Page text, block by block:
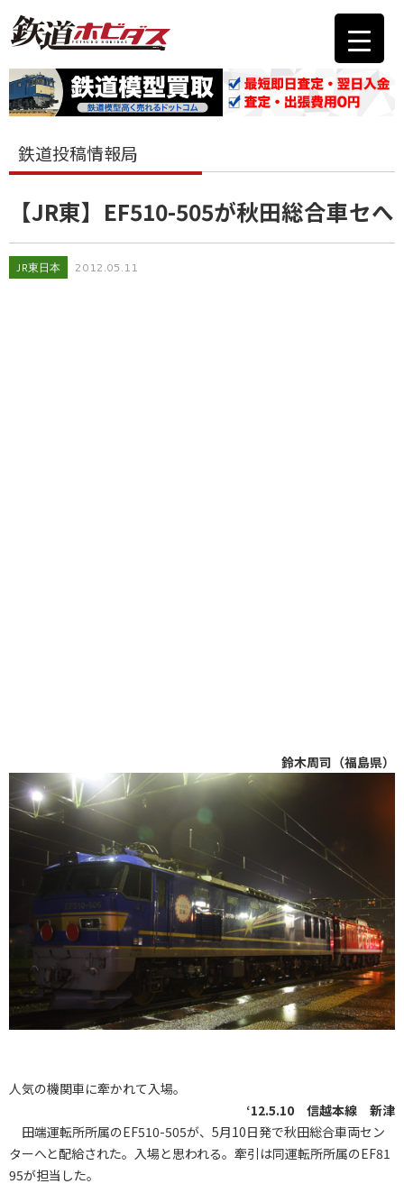
鉄道投稿情報局
【JR東】EF510-505が秋田総合車セへ
JR東日本 2012.05.11
鈴木周司（福島県）
人気の機関車に牽かれて入場。
‘12.5.10 信越本線 新津
田端運転所所属のEF510-505が、5月10日発で秋田総合車両セン
ターへと配給された。入場と思われる。牽引は同運転所所属のEF81
95が担当した。